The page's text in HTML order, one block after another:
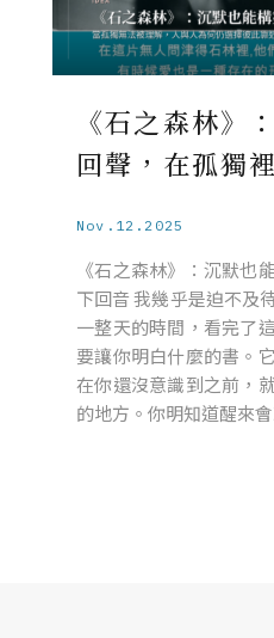
《石之森林》
回聲，在孤獨
Nov.12.2025
《石之森林》：沉默也
下回音 我幾乎是迫不及
一整天的時間，看完了
要讓你明白什麼的書。
在你還沒意識到之前，
的地方。你明知道醒來